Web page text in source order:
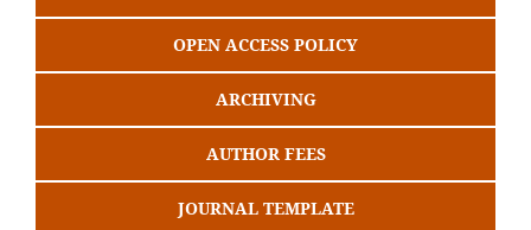
OPEN ACCESS POLICY
ARCHIVING
AUTHOR FEES
JOURNAL TEMPLATE